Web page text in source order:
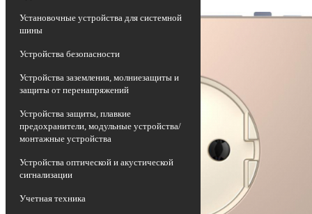
Установочные устройства для системной
шины
Устройства безопасности
Устройства заземления, молниезащиты и
защиты от перенапряжений
Устройства защиты, плавкие
предохранители, модульные устройства/
монтажные устройства
Устройства оптической и акустической
сигнализации
Учетная техника